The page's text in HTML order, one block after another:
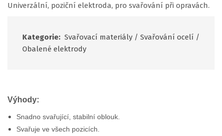
Univerzální, poziční elektroda, pro svařování při opravách.
Kategorie: Svařovací materiály / Svařování ocelí /
Obalené elektrody
Výhody:
Snadno svařující, stabilní oblouk.
Svařuje ve všech pozicích.